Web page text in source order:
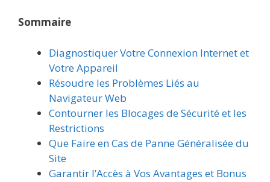
Sommaire
Diagnostiquer Votre Connexion Internet et
Votre Appareil
Résoudre les Problèmes Liés au
Navigateur Web
Contourner les Blocages de Sécurité et les
Restrictions
Que Faire en Cas de Panne Généralisée du
Site
Garantir l’Accès à Vos Avantages et Bonus